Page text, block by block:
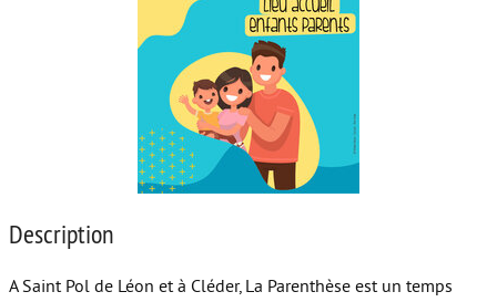
Sortir en famille
Vie de couple
Aide aux parents
Place aux grands-parents
Description
A Saint Pol de Léon et à Cléder, La Parenthèse est un temps